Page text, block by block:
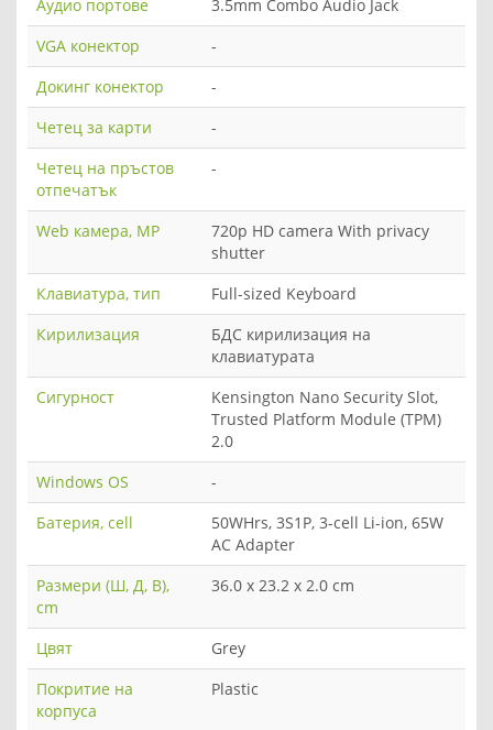
Аудио портове
3.5mm Combo Audio Jack
VGA конектор
-
Докинг конектор
-
Четец за карти
-
Четец на пръстов
отпечатък
-
Web камера, MP
720p HD camera With privacy
shutter
Клавиатура, тип
Full-sized Keyboard
Кирилизация
БДС кирилизация на
клавиатурата
Сигурност
Kensington Nano Security Slot,
Trusted Platform Module (TPM)
2.0
Windows OS
-
Батерия, cell
50WHrs, 3S1P, 3-cell Li-ion, 65W
AC Adapter
Размери (Ш, Д, В),
cm
36.0 x 23.2 x 2.0 cm
Цвят
Grey
Покритие на
корпуса
Plastic